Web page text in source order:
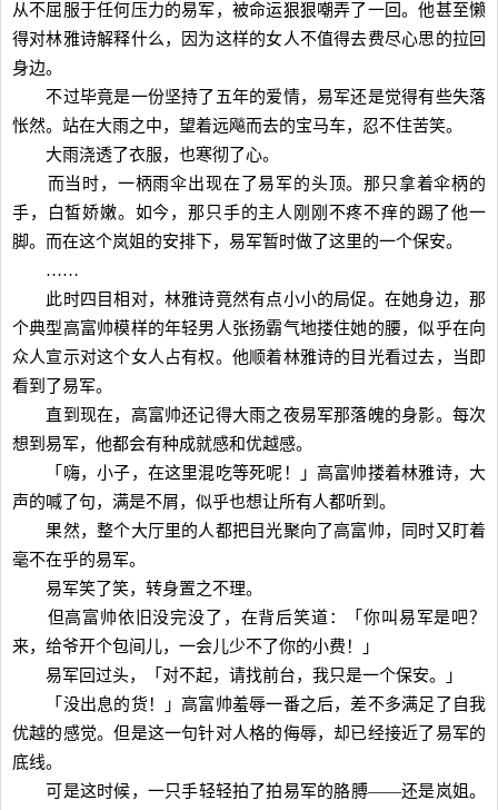
从不屈服于任何压力的易军，被命运狠狠嘲弄了一回。他甚至懒
得对林雅诗解释什么，因为这样的女人不值得去费尽心思的拉回
身边。
不过毕竟是一份坚持了五年的爱情，易军还是觉得有些失落
怅然。站在大雨之中，望着远飚而去的宝马车，忍不住苦笑。
大雨浇透了衣服，也寒彻了心。
而当时，一柄雨伞出现在了易军的头顶。那只拿着伞柄的
手，白皙娇嫩。如今，那只手的主人刚刚不疼不痒的踢了他一
脚。而在这个岚姐的安排下，易军暂时做了这里的一个保安。
……
此时四目相对，林雅诗竟然有点小小的局促。在她身边，那
个典型高富帅模样的年轻男人张扬霸气地搂住她的腰，似乎在向
众人宣示对这个女人占有权。他顺着林雅诗的目光看过去，当即
看到了易军。
直到现在，高富帅还记得大雨之夜易军那落魄的身影。每次
想到易军，他都会有种成就感和优越感。
「嗨，小子，在这里混吃等死呢！」高富帅搂着林雅诗，大
声的喊了句，满是不屑，似乎也想让所有人都听到。
果然，整个大厅里的人都把目光聚向了高富帅，同时又盯着
毫不在乎的易军。
易军笑了笑，转身置之不理。
但高富帅依旧没完没了，在背后笑道：「你叫易军是吧？
来，给爷开个包间儿，一会儿少不了你的小费！」
易军回过头，「对不起，请找前台，我只是一个保安。」
「没出息的货！」高富帅羞辱一番之后，差不多满足了自我
优越的感觉。但是这一句针对人格的侮辱，却已经接近了易军的
底线。
可是这时候，一只手轻轻拍了拍易军的胳膊——还是岚姐。